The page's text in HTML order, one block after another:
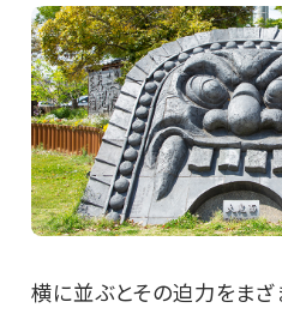
横に並ぶとその迫力をまざ